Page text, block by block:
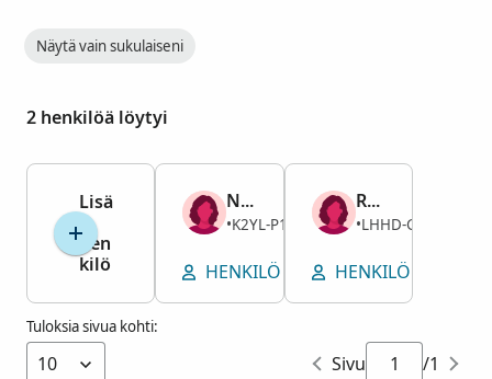
Näytä vain sukulaiseni
2 henkilöä löytyi
Lisä
ä
hen
kilö
Narcissa Houston Christian
Nainen
1810–1880
•K2YL-P1M
HENKILÖ LISÄÄ HAUTAPAIKKA
Rebecca Christian
Nainen
1795–1877
•LHHD-GJX
HENKILÖ
Tuloksia sivua kohti:
Sivu /1